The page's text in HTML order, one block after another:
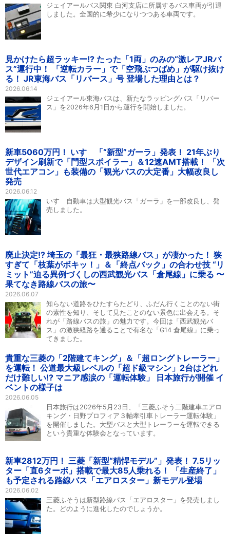
ジェイアールバス関東 白河支店に所属するバス車両が引退
しました。全国的に希少になりつつある車両です。
見かけたら超ラッキー!? たった「1両」のみの“激レアJRバ
ス”運行中！ 「逆転カラー」で「空飛ぶつばめ」が駆け抜け
る！ JR東海バス「リバース」号 登場した理由とは？
2026.06.14
ジェイアール東海バスは、新たなラッピングバス「リバー
ス」を2026年6月1日から運行を開始しました。
新車5060万円！ いすゞ「“新型”ガーラ」発表！ 21年ぶり
デザイン刷新で「門型スポイラー」＆12速AMT搭載！ 「次
世代エアコン」も装備の「観光バスの大定番」大幅改良し
発売
2026.06.12
いすゞ自動車は大型観光バス「ガーラ」を一部改良し、発
売しました。
廃止決定!? 埼玉の「最狂・最狭路線バス」が凄かった！ 狭
すぎて「枝葉がボキッ！」＆「終点バック」の合わせ技 “リ
ミット”迫る異例づくしの西武観光バス「倉尾線」に乗る 〜
果てなき路線バスの旅〜
2026.06.07
知らない道路をひたすらたどり、ふだん行くことのない街
の素性を知り、そして見たことのない景色に出会える。そ
れが「路線バスの旅」の魅力です。今回は「西武観光バ
ス」の激狭経路を通ることで有名な「G14 倉尾線」に乗っ
てきました。
貴重な三菱の「2階建てキング」＆「超ロングトレーラー」
を運転！ 公道最大級レベルの「超ド級マシン」2台はどれ
だけ難しい!? マニア感涙の「運転体験」 日本旅行が開催 イ
ベントの様子は
2026.06.05
日本旅行は2026年5月23日、「三菱ふそう二階建車エアロ
キング・日野プロフィア３軸牽引車トレーラー運転体験」
を開催しました。大型バスと大型トレーラーを運転できる
という貴重な体験会となっています。
新車2812万円！ 三菱「新型“精悍モデル”」発表！ 7.5リッ
ター「直6ターボ」搭載で最大85人乗れる！ 「生産終了」
も予定される路線バス「エアロスター」新モデル登場
2026.06.02
三菱ふそうは新型路線バス「エアロスター」を発売しまし
た。どのように進化したのでしょうか。